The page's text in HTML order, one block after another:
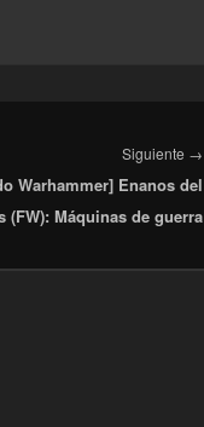
Siguiente →
Warhammer] Enanos del
(FW): Máquinas de guerra